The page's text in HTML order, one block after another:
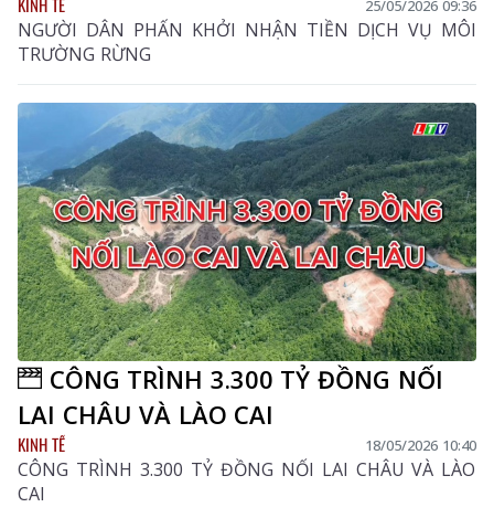
25/05/2026 09:36
NGƯỜI DÂN PHẤN KHỞI NHẬN TIỀN DỊCH VỤ MÔI
TRƯỜNG RỪNG
CÔNG TRÌNH 3.300 TỶ ĐỒNG NỐI
LAI CHÂU VÀ LÀO CAI
KINH TẾ 18/05/2026 10:40
CÔNG TRÌNH 3.300 TỶ ĐỒNG NỐI LAI CHÂU VÀ LÀO
CAI